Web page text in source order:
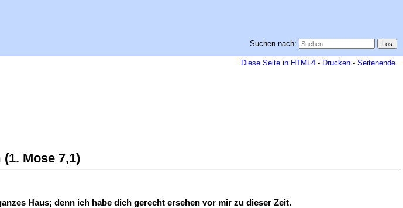
Suchen nach:
Diese Seite in HTML4 - Drucken - Seitenende
Mose 7,1)
Haus; denn ich habe dich gerecht ersehen vor mir zu dieser Zeit.